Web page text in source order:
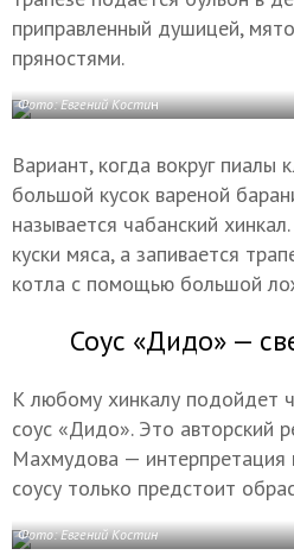
приправленный душицей,
пряностями.
Фото: Евгений Костин
Вариант, когда вокруг пиалы
большой кусок вареной
называется чабанский
куски мяса, а запивается
котла с помощью большой
Соус «Дидо» —
К любому хинкалу подойдет
соус «Дидо». Это авторский
Махмудова — интерпретация
соусу только предстоит
Фото: Евгений Костин